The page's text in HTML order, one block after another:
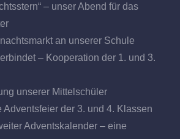
– unser Abend für das
an unserer Schule
– Kooperation der 1. und 3.
unserer Mittelschüler
Adventsfeier der 3. und 4. Klassen
Adventskalender – eine